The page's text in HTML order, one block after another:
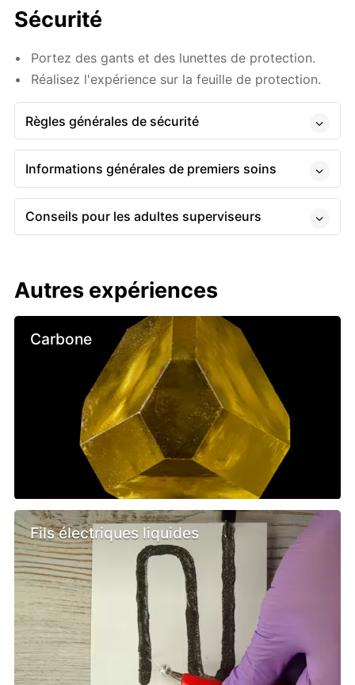
Sécurité
Portez des gants et des lunettes de protection.
Réalisez l'expérience sur la feuille de protection.
Règles générales de sécurité
Informations générales de premiers soins
Conseils pour les adultes superviseurs
Autres expériences
Carbone
Fils électriques liquides